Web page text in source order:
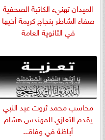
الميدان تهنيء الكاتبة الصحفية
صفاء الشاطر بنجاج كريمة أخيها
في الثانوية العامة
​محاسب محمد ثروت عبد النبي
يقدم التعازي للمهندس هشام
أباظة في وفاة...